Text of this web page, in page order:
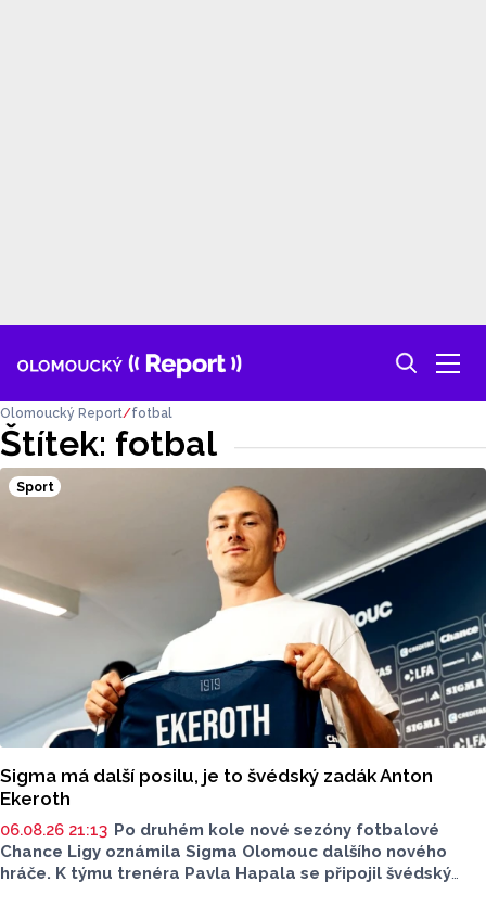
Štítek: fotbal
Olomoucký Report fotbal
Sport
Sigma má další posilu, je to švédský zadák Anton
Ekeroth
06.08.26 21:13 Po druhém kole nové sezóny fotbalové
Chance Ligy oznámila Sigma Olomouc dalšího nového
hráče. K týmu trenéra Pavla Hapala se připojil švédský